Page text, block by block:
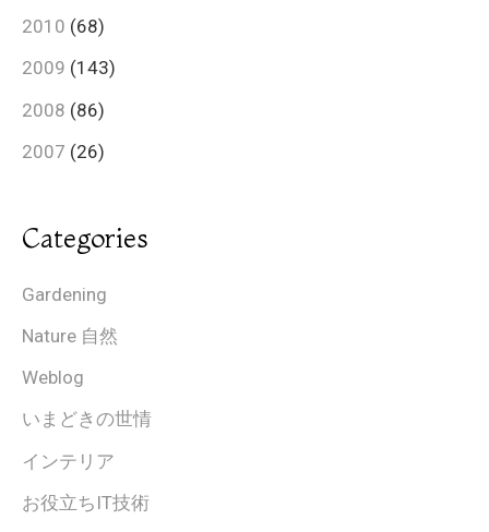
2010 (68)
2009 (143)
2008 (86)
2007 (26)
Categories
Gardening
Nature 自然
Weblog
いまどきの世情
インテリア
お役立ちIT技術